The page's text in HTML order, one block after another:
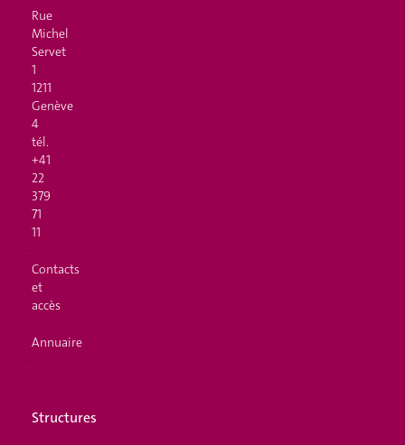
Rue
Michel
Servet
1
1211
Genève
4
tél.
+41
22
379
71
11
Contacts
et
accès
Annuaire
Structures